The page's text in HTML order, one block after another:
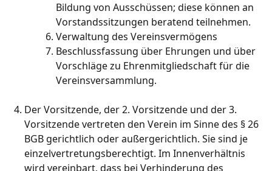
Bildung von Ausschüssen; diese können an
Vorstandssitzungen beratend teilnehmen.
Verwaltung des Vereinsvermögens
Beschlussfassung über Ehrungen und über
Vorschläge zu Ehrenmitgliedschaft für die
Vereinsversammlung.
Der Vorsitzende, der 2. Vorsitzende und der 3.
Vorsitzende vertreten den Verein im Sinne des § 26
BGB gerichtlich oder außergerichtlich. Sie sind je
einzelvertretungsberechtigt. Im Innenverhältnis
wird vereinbart, dass bei Verhinderung des